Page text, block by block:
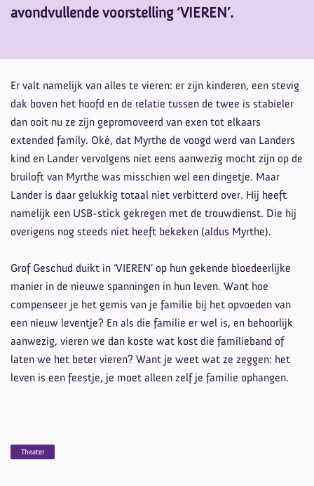
avondvullende voorstelling ‘VIEREN’.
Er valt namelijk van alles te vieren: er zijn kinderen, een stevig
dak boven het hoofd en de relatie tussen de twee is stabieler
dan ooit nu ze zijn gepromoveerd van exen tot elkaars
extended family. Oké, dat Myrthe de voogd werd van Landers
kind en Lander vervolgens niet eens aanwezig mocht zijn op de
bruiloft van Myrthe was misschien wel een dingetje. Maar
Lander is daar gelukkig totaal niet verbitterd over. Hij heeft
namelijk een USB-stick gekregen met de trouwdienst. Die hij
overigens nog steeds niet heeft bekeken (aldus Myrthe).
Grof Geschud duikt in ‘VIEREN’ op hun gekende bloedeerlijke
manier in de nieuwe spanningen in hun leven. Want hoe
compenseer je het gemis van je familie bij het opvoeden van
een nieuw leventje? En als die familie er wel is, en behoorlijk
aanwezig, vieren we dan koste wat kost die familieband of
laten we het beter vieren? Want je weet wat ze zeggen: het
leven is een feestje, je moet alleen zelf je familie ophangen.
Theater